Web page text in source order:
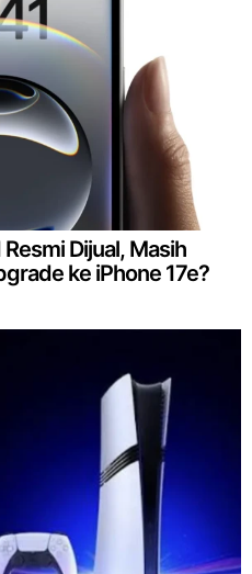
Dijual, Masih
ke iPhone 17e?